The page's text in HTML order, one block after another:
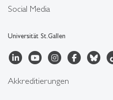
Social Media
Universität St.Gallen
Akkreditierungen